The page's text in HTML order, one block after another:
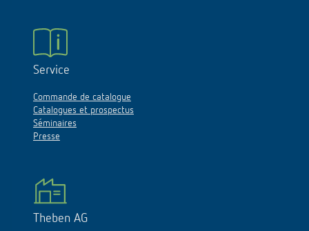
Service
Commande de catalogue
Catalogues et prospectus
Séminaires
Presse
Theben AG